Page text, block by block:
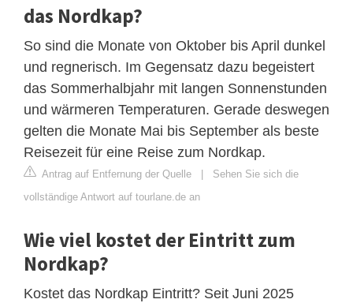
das Nordkap?
So sind die Monate von Oktober bis April dunkel
und regnerisch. Im Gegensatz dazu begeistert
das Sommerhalbjahr mit langen Sonnenstunden
und wärmeren Temperaturen. Gerade deswegen
gelten die Monate Mai bis September als beste
Reisezeit für eine Reise zum Nordkap.
Antrag auf Entfernung der Quelle
Sehen Sie sich die
vollständige Antwort auf tourlane.de an
Wie viel kostet der Eintritt zum
Nordkap?
Kostet das Nordkap Eintritt? Seit Juni 2025